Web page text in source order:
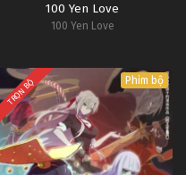
100 Yen Love
100 Yen Love
TRỌN BỘ Phim bộ